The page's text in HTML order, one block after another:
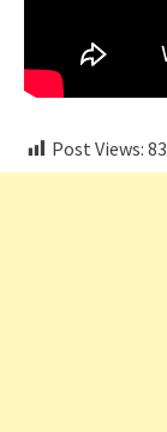
Post Views: 83